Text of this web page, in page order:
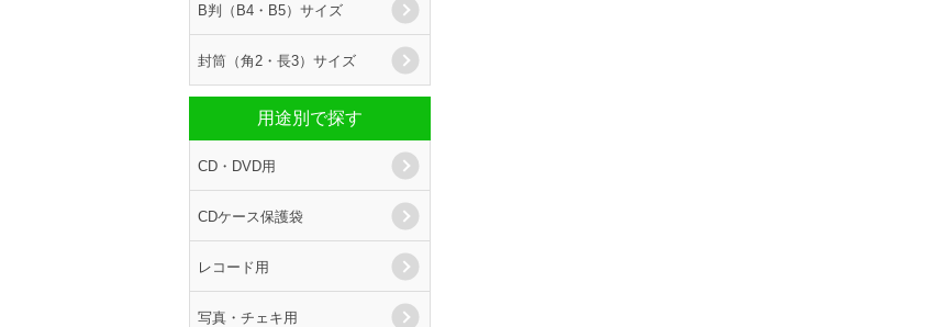
B判（B4・B5）サイズ
封筒（角2・長3）サイズ
用途別で探す
CD・DVD用
CDケース保護袋
レコード用
写真・チェキ用